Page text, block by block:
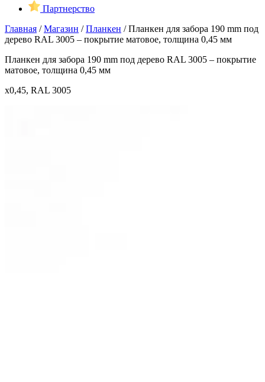
Партнерство
Главная /Магазин /Планкен /Планкен для забора 190 mm под
дерево RAL 3005 – покрытие матовое, толщина 0,45 мм
Планкен для забора 190 mm под дерево RAL 3005 – покрытие
матовое, толщина 0,45 мм
x0,45, RAL 3005